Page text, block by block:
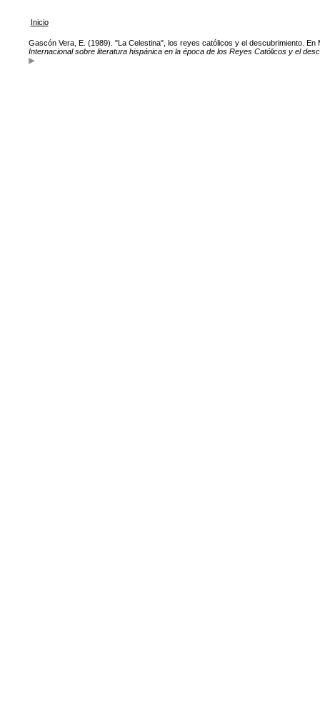
Inicio
Gascón Vera, E. (1989). "La Celestina", los reyes católicos y el descubrimiento. En
Internacional sobre literatura hispánica en la época de los Reyes Católicos y el